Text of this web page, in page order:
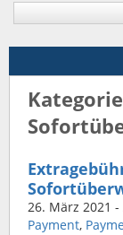
26. März 2021 -
Payment,